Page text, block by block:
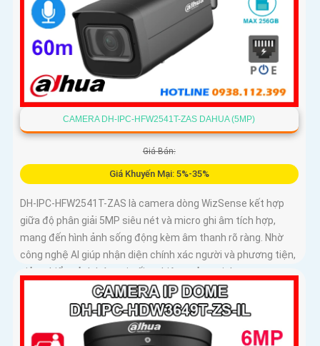
CAMERA DH-IPC-HFW2541T-ZAS DAHUA (5MP)
Giá Bán:
Giá Khuyến Mại: 5%-35%
DH-IPC-HFW2541T-ZAS là camera dòng WizSense kết hợp
giữa độ phân giải 5MP siêu nét và micro ghi âm tích hợp,
mang đến hình ảnh sống động kèm âm thanh rõ ràng. Nhờ
công nghệ AI giúp nhận diện chính xác người và phương tiện,
giảm thiểu cảnh báo sai, tối ưu hiệu quả an ninh